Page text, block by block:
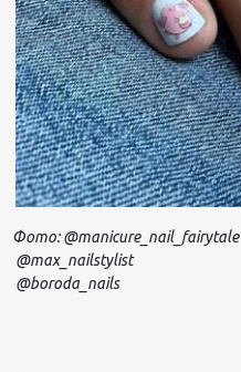
Фото: @manicure_ nail_ fairytale
@max_ nailstylist
@boroda_ nails